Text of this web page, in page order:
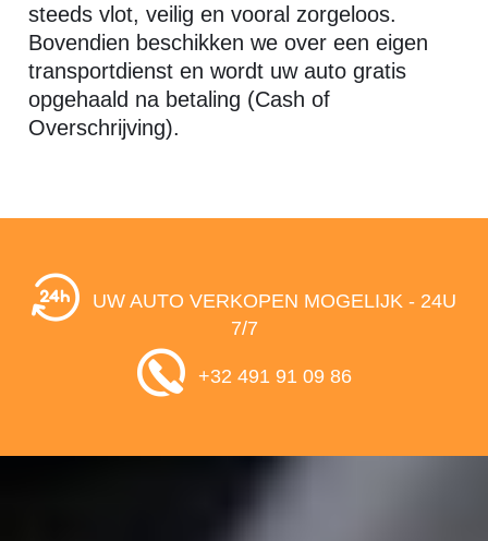
steeds vlot, veilig en vooral zorgeloos.
Bovendien beschikken we over een eigen
transportdienst en wordt uw auto gratis
opgehaald na betaling (Cash of
Overschrijving).
UW AUTO VERKOPEN MOGELIJK - 24U
7/7
+32 491 91 09 86